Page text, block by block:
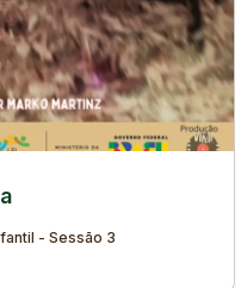
- Sessão 3